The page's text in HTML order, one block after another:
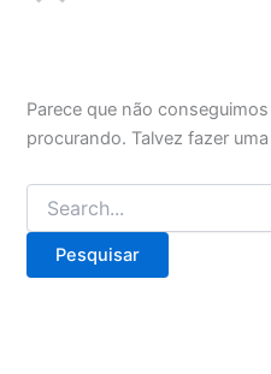
Parece que não
procurando. Talvez fazer